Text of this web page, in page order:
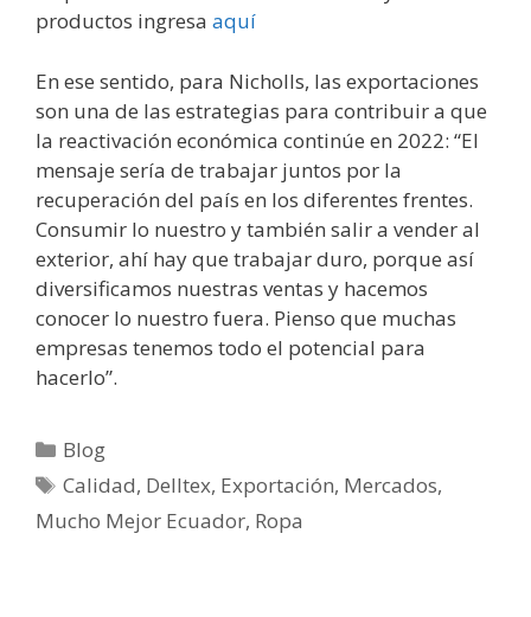
productos ingresa aquí
En ese sentido, para Nicholls, las exportaciones
son una de las estrategias para contribuir a que
la reactivación económica continúe en 2022: “El
mensaje sería de trabajar juntos por la
recuperación del país en los diferentes frentes.
Consumir lo nuestro y también salir a vender al
exterior, ahí hay que trabajar duro, porque así
diversificamos nuestras ventas y hacemos
conocer lo nuestro fuera. Pienso que muchas
empresas tenemos todo el potencial para
hacerlo”.
Blog
Calidad, Delltex, Exportación, Mercados,
Mucho Mejor Ecuador, Ropa